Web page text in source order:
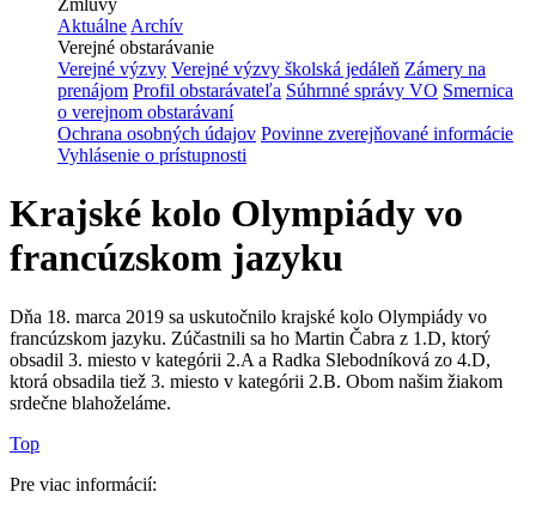
Zmluvy
Aktuálne Archív
Verejné obstarávanie
Verejné výzvy Verejné výzvy školská jedáleň Zámery na
prenájom Profil obstarávateľa Súhrnné správy VO Smernica
o verejnom obstarávaní
Ochrana osobných údajov Povinne zverejňované informácie
Vyhlásenie o prístupnosti
Krajské kolo Olympiády vo
francúzskom jazyku
Dňa 18. marca 2019 sa uskutočnilo krajské kolo Olympiády vo
francúzskom jazyku. Zúčastnili sa ho Martin Čabra z 1.D, ktorý
obsadil 3. miesto v kategórii 2.A a Radka Slebodníková zo 4.D,
ktorá obsadila tiež 3. miesto v kategórii 2.B. Obom našim žiakom
srdečne blahoželáme.
Top
Pre viac informácií: